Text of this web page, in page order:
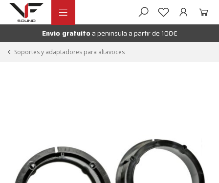
Ir
navegación
Ir
contenidoEnvío gratuito a peninsula a partir de 100€
Soportes y adaptadores para altavoces